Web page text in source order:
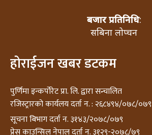
बजार प्रतिनिधि:
सबिना लोप्चन
होराईजन खबर डटकम
पुर्णिमा इन्कर्पोरेट प्रा. लि. द्वारा सन्चालित
रजिस्ट्रारको कार्यलय दर्ता न. : २६८४९४/०७८/०७९
सूचना बिभाग दर्ता न. ३१४३/२०७८/०७९
प्रेस काउन्सिल नेपाल दर्ता न. ३१२९-२०७८/७९